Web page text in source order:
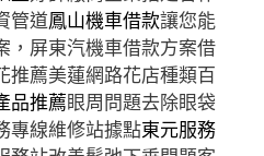
管道鳳山機車借款讓您能
，屏東汽機車借款方案借
推薦美蓮網路花店種類百
品推薦眼周問題去除眼袋
專線維修站據點東元服務